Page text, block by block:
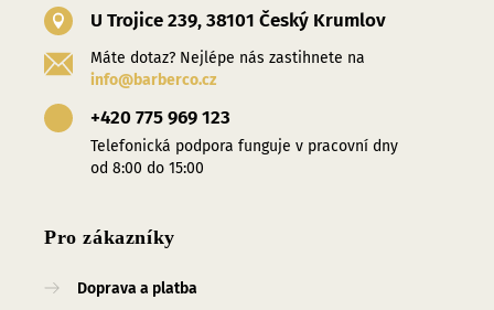
U Trojice 239, 38101 Český Krumlov
Máte dotaz? Nejlépe nás zastihnete na
info@barberco.cz
+420 775 969 123
Telefonická podpora funguje v pracovní dny
od 8:00 do 15:00
Pro zákazníky
Doprava a platba